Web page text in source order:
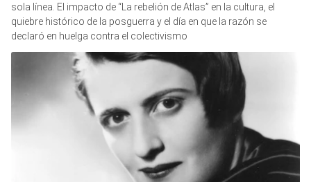
sola línea. El impacto de “La rebelión de Atlas” en la cultura, el
quiebre histórico de la posguerra y el día en que la razón se
declaró en huelga contra el colectivismo